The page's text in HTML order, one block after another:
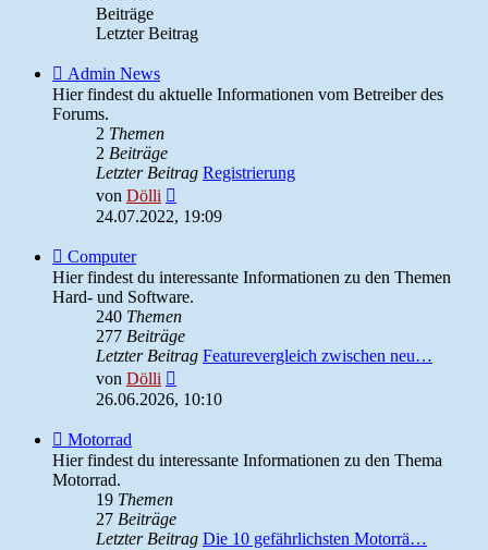
Beiträge
Letzter Beitrag
Feed
-
Admin
News
Admin News
Hier findest du aktuelle Informationen vom Betreiber des
Forums.
2 Themen
2 Beiträge
Letzter Beitrag Registrierung
von Dölli
Beitrag
24.07.2022, 19:09
Feed
-
Computer
Computer
Hier findest du interessante Informationen zu den Themen
Hard- und Software.
240 Themen
277 Beiträge
Letzter Beitrag Featurevergleich zwischen neu…
von Dölli
Beitrag
26.06.2026, 10:10
Feed
-
Motorrad
Motorrad
Hier findest du interessante Informationen zu den Thema
Motorrad.
19 Themen
27 Beiträge
Letzter Beitrag Die 10 gefährlichsten Motorrä…